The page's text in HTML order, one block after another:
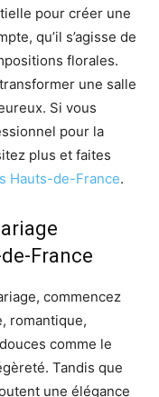
pour créer une
qu’il s’agisse de
florales.
une salle
Si vous
pour la
plus et faites
Hauts-de-France.
France
commencez
romantique,
comme le
Tandis que
une élégance